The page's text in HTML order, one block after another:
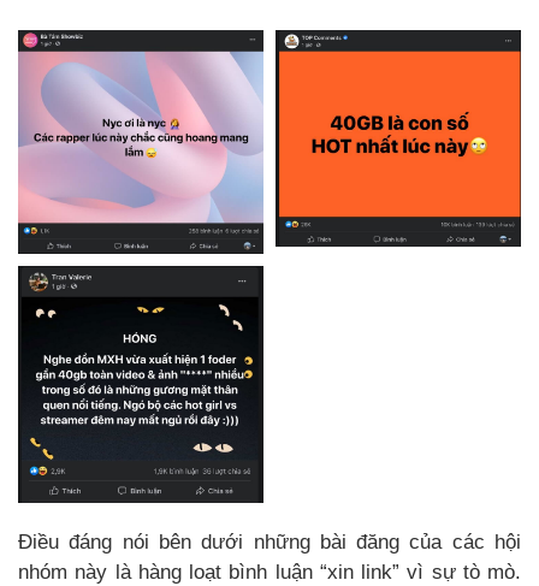
Điều đáng nói bên dưới những bài đăng của các hội
nhóm này là hàng loạt bình luận “xin link” vì sự tò mò.